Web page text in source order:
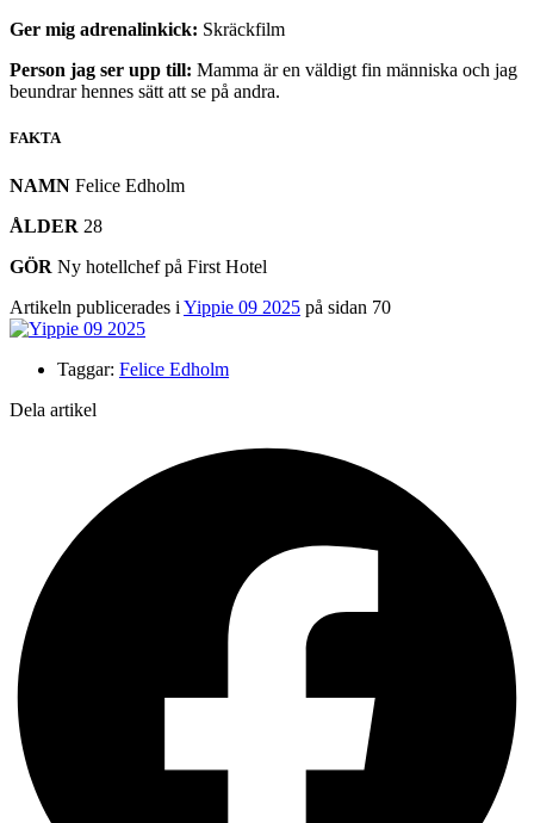
Ger mig adrenalinkick: Skräckfilm
Person jag ser upp till: Mamma är en väldigt fin människa och jag
beundrar hennes sätt att se på andra.
FAKTA
NAMN Felice Edholm
ÅLDER 28
GÖR Ny hotellchef på First Hotel
Artikeln publicerades i Yippie 09 2025 på sidan 70
Taggar: Felice Edholm
Dela artikel